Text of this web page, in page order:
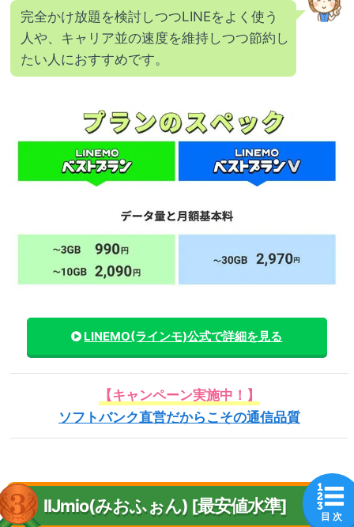
完全かけ放題を検討しつつLINEをよく使う
人や、キャリア並の速度を維持しつつ節約し
たい人におすすめです。
LINEMO(ラインモ)公式で詳細を見る
【キャンペーン実施中！】
ソフトバンク直営だからこその通信品質
IIJmio(みおふぉん) [最安値水準]
目 次